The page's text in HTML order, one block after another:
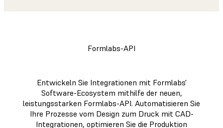
Formlabs-API
Entwickeln Sie Integrationen mit Formlabs'
Software-Ecosystem mithilfe der neuen,
leistungsstarken Formlabs-API. Automatisieren Sie
Ihre Prozesse vom Design zum Druck mit CAD-
Integrationen, optimieren Sie die Produktion